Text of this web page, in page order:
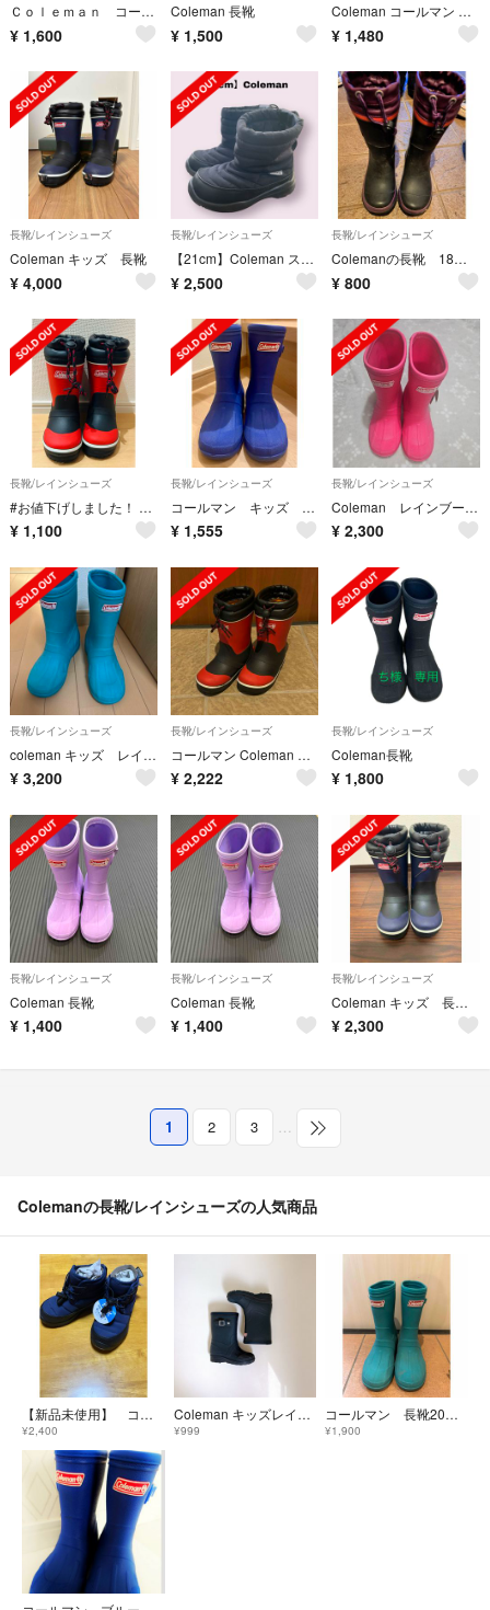
Ｃｏｌｅｍａｎ コールマン レインブーツ ラベンダー ２０ｃｍ 長靴
¥ 1,600
Coleman 長靴
¥ 1,500
Coleman コールマン 長靴 19cm キッズ 男女両用 男児 女児
¥ 1,480
長靴/レインシューズ
Coleman キッズ 長靴
¥ 4,000
長靴/レインシューズ
【21cm】Coleman スノーブーツ ブラック 防寒 防水
¥ 2,500
長靴/レインシューズ
Colemanの長靴 18センチ
¥ 800
長靴/レインシューズ
#お値下げしました！ Coleman 長靴 15cm
¥ 1,100
長靴/レインシューズ
コールマン キッズ 長靴
¥ 1,555
長靴/レインシューズ
Coleman レインブーツ18㎝
¥ 2,300
長靴/レインシューズ
coleman キッズ レインブーツ 913317
¥ 3,200
長靴/レインシューズ
コールマン Coleman 長靴 ブーツ 18.0cm
¥ 2,222
長靴/レインシューズ
Coleman長靴
¥ 1,800
長靴/レインシューズ
Coleman 長靴
¥ 1,400
長靴/レインシューズ
Coleman 長靴
¥ 1,400
長靴/レインシューズ
Coleman キッズ 長靴 ネイビー 17cm
¥ 2,300
1 2 3 …
Colemanの長靴/レインシューズの人気商品
【新品未使用】 コールマン ブーツ 18cm 撥水 秋冬 雨 雪 防寒 男女
¥2,400
Coleman キッズレインシューズ16cm
¥999
コールマン 長靴20センチ
¥1,900